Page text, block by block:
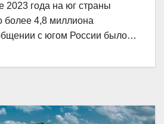
2023 года на юг страны
более 4,8 миллиона
с югом России было…